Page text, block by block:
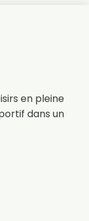
en pleine
dans un